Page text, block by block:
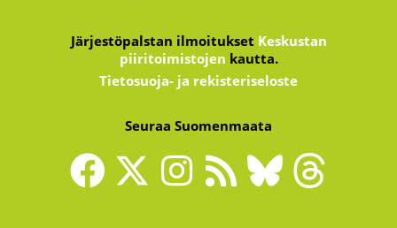
Järjestöpalstan ilmoitukset Keskustan
piiritoimistojen kautta.
Tietosuoja- ja rekisteriseloste
Seuraa Suomenmaata